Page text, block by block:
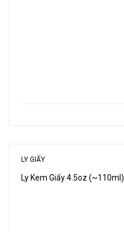
LY GIẤY
Ly Kem Giấy 4.5oz (~110ml)